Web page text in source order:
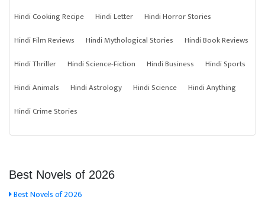
Hindi Cooking Recipe
Hindi Letter
Hindi Horror Stories
Hindi Film Reviews
Hindi Mythological Stories
Hindi Book Reviews
Hindi Thriller
Hindi Science-Fiction Hindi Business
Hindi Sports
Hindi Animals
Hindi Astrology Hindi Science
Hindi Anything
Hindi Crime Stories
Best Novels of 2026
Best Novels of 2026